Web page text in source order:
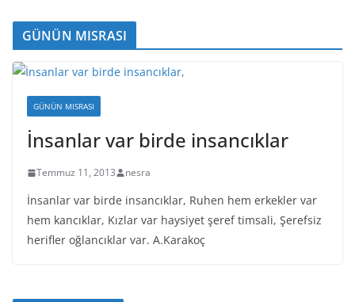
GÜNÜN MISRASI
GÜNÜN MISRASI
İnsanlar var birde insancıklar
Temmuz 11, 2013 nesra
İnsanlar var birde insancıklar, Ruhen hem erkekler var
hem kancıklar, Kızlar var haysiyet şeref timsali, Şerefsiz
herifler oğlancıklar var. A.Karakoç